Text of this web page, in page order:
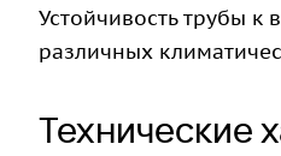
Устойчивость трубы
различных
Технические